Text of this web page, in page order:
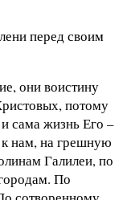
перед своим
они воистину
потому
сама жизнь Его –
к нам, на грешную
Галилеи, по
По